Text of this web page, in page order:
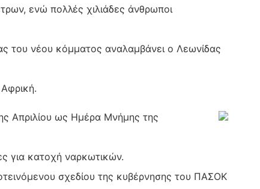
ενώ πολλές χιλιάδες άνθρωποι
του νέου κόμματος αναλαμβάνει ο Λεωνίδας
Απριλίου ως Ημέρα Μνήμης της
για κατοχή ναρκωτικών.
σχεδίου της κυβέρνησης του ΠΑΣΟΚ